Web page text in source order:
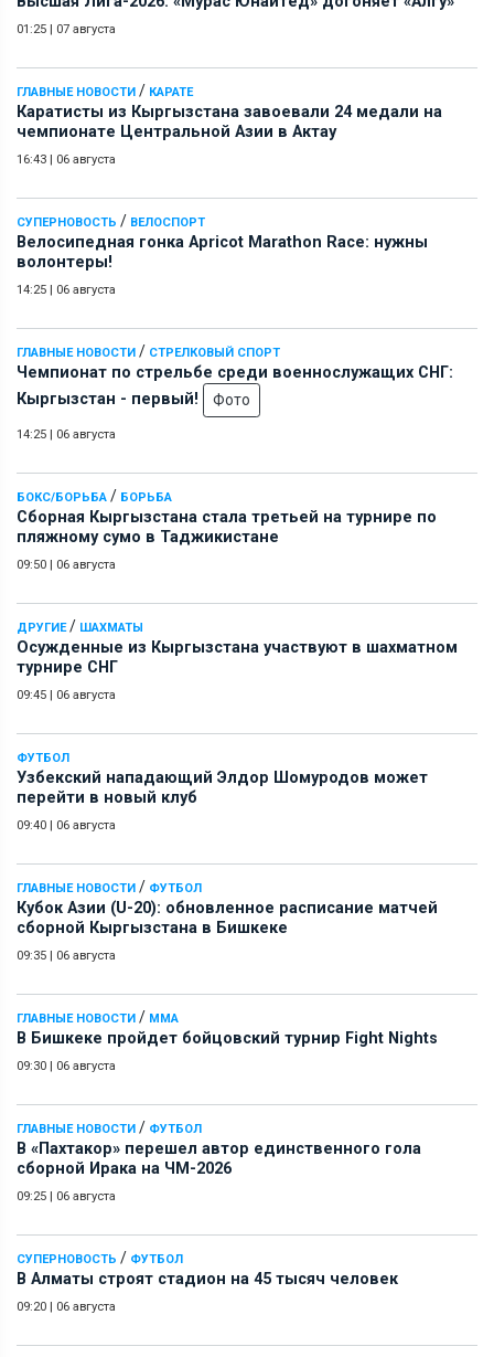
01:25 | 07 августа
ГЛАВНЫЕ НОВОСТИ / КАРАТЕ
Каратисты из Кыргызстана завоевали 24 медали на
чемпионате Центральной Азии в Актау
16:43 | 06 августа
СУПЕРНОВОСТЬ / ВЕЛОСПОРТ
Велосипедная гонка Apricot Marathon Race: нужны
волонтеры!
14:25 | 06 августа
ГЛАВНЫЕ НОВОСТИ / СТРЕЛКОВЫЙ СПОРТ
Чемпионат по стрельбе среди военнослужащих СНГ:
Кыргызстан - первый!
Фото
14:25 | 06 августа
БОКС/БОРЬБА / БОРЬБА
Сборная Кыргызстана стала третьей на турнире по
пляжному сумо в Таджикистане
09:50 | 06 августа
ДРУГИЕ/ ШАХМАТЫ
Осужденные из Кыргызстана участвуют в шахматном
турнире СНГ
09:45 | 06 августа
ФУТБОЛ
Узбекский нападающий Элдор Шомуродов может
перейти в новый клуб
09:40 | 06 августа
ГЛАВНЫЕ НОВОСТИ / ФУТБОЛ
Кубок Азии (U-20): обновленное расписание матчей
сборной Кыргызстана в Бишкеке
09:35 | 06 августа
ГЛАВНЫЕ НОВОСТИ / ММА
В Бишкеке пройдет бойцовский турнир Fight Nights
09:30 | 06 августа
ГЛАВНЫЕ НОВОСТИ / ФУТБОЛ
В «Пахтакор» перешел автор единственного гола
сборной Ирака на ЧМ-2026
09:25 | 06 августа
СУПЕРНОВОСТЬ / ФУТБОЛ
В Алматы строят стадион на 45 тысяч человек
09:20 | 06 августа